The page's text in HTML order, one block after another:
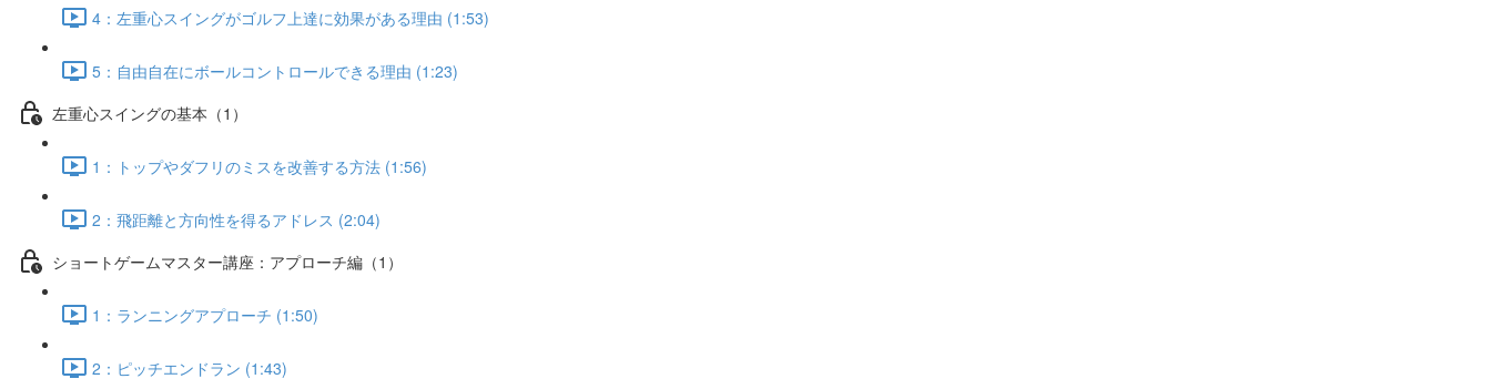
4：左重心スイングがゴルフ上達に効果がある理由 (1:53)
5：自由自在にボールコントロールできる理由 (1:23)
左重心スイングの基本（1）
1：トップやダフリのミスを改善する方法 (1:56)
2：飛距離と方向性を得るアドレス (2:04)
ショートゲームマスター講座：アプローチ編（1）
1：ランニングアプローチ (1:50)
2：ピッチエンドラン (1:43)